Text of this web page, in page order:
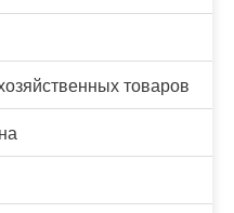
товаров